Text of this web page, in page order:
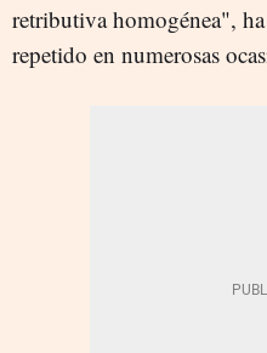
retributiva homogénea",
repetido en numerosas